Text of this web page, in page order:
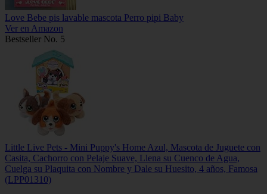
Love Bebe pis lavable mascota Perro pipi Baby
Ver en Amazon
Bestseller No. 5
Little Live Pets - Mini Puppy's Home Azul, Mascota de Juguete con
Casita, Cachorro con Pelaje Suave, Llena su Cuenco de Agua,
Cuelga su Plaquita con Nombre y Dale su Huesito, 4 años, Famosa
(LPP01310)